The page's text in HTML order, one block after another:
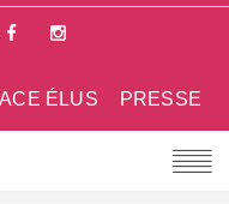
PRESSE
ÉLUS